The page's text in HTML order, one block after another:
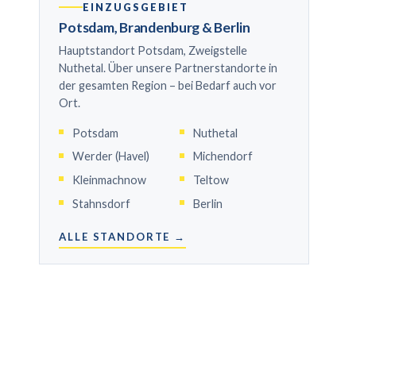
EINZUGSGEBIET
Potsdam, Brandenburg & Berlin
Hauptstandort Potsdam, Zweigstelle
Nuthetal. Über unsere Partnerstandorte in
der gesamten Region – bei Bedarf auch vor
Ort.
Potsdam
Nuthetal
Werder (Havel)
Michendorf
Kleinmachnow
Teltow
Stahnsdorf
Berlin
ALLE STANDORTE →